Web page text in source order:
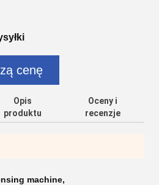
cenę
Opis
produktu
Oceny i
recenzje
machine,